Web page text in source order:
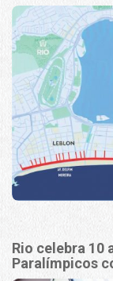
Rio celebra 10
Paralímpicos